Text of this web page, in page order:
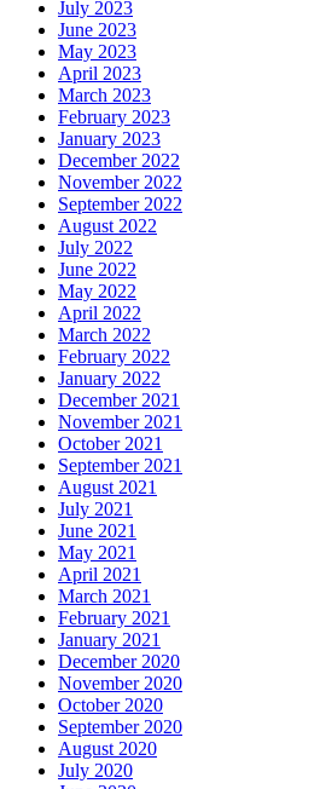
July 2023
June 2023
May 2023
April 2023
March 2023
February 2023
January 2023
December 2022
November 2022
September 2022
August 2022
July 2022
June 2022
May 2022
April 2022
March 2022
February 2022
January 2022
December 2021
November 2021
October 2021
September 2021
August 2021
July 2021
June 2021
May 2021
April 2021
March 2021
February 2021
January 2021
December 2020
November 2020
October 2020
September 2020
August 2020
July 2020